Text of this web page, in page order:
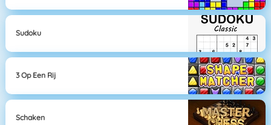
Sudoku
3 Op Een Rij
Schaken